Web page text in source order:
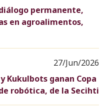
permanente,
en agroalimentos,
27/Jun/2026
Kukulbots ganan Copa
robótica, de la Secihti